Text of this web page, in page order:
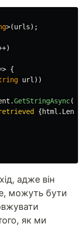
>(urls);
{
url))
.GetStringAsync(
{html .
адже він
можуть бути
як ми